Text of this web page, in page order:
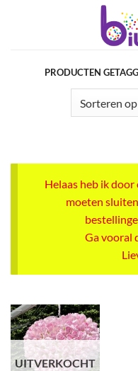
PRODUCTEN
Helaas heb ik
moeten
Ga vooral
UITVERKOCHT